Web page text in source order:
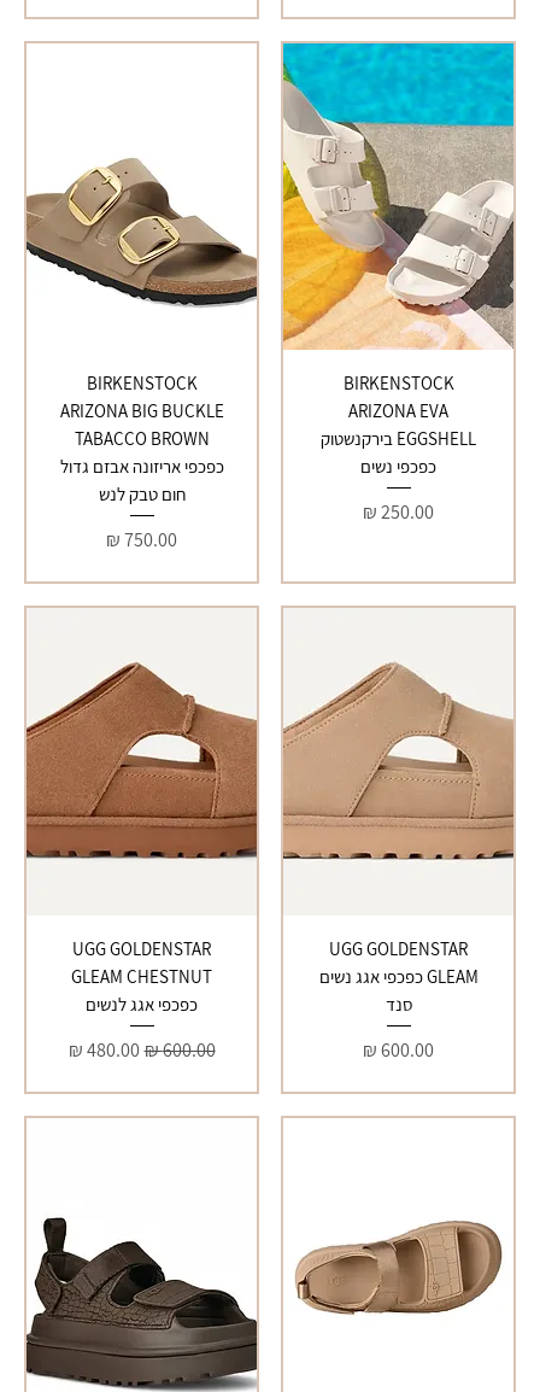
BIRKENSTOCK
ARIZONA EVA
EGGSHELL בירקנשטוק
כפכפי נשים
מחיר
BIRKENSTOCK
ARIZONA BIG BUCKLE
TABACCO BROWN
כפכפי אריזונה אבזם גדול
חום טבק לנש
מחיר
UGG GOLDENSTAR
GLEAM כפכפי אגג נשים
סנד
מחיר
UGG GOLDENSTAR
GLEAM CHESTNUT
כפכפי אגג לנשים
מחיר רגיל‏600.00 ‏₪ מחיר מבצע‏480.00 ‏₪